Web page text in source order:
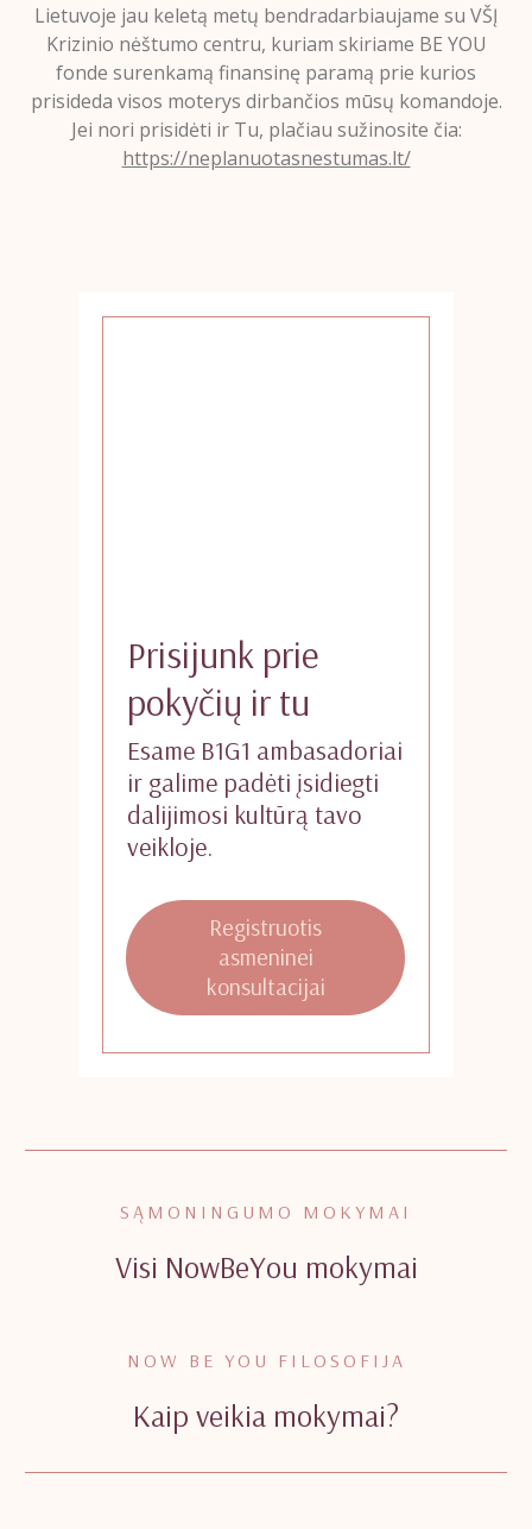
Lietuvoje jau keletą metų bendradarbiaujame su VŠĮ
Krizinio nėštumo centru, kuriam skiriame BE YOU
fonde surenkamą finansinę paramą prie kurios
prisideda visos moterys dirbančios mūsų komandoje.
Jei nori prisidėti ir Tu, plačiau sužinosite čia:
https://neplanuotasnestumas.lt/
Prisijunk prie
pokyčių ir tu
Esame B1G1 ambasadoriai
ir galime padėti įsidiegti
dalijimosi kultūrą tavo
veikloje.
Registruotis
asmeninei
konsultacijai
SĄMONINGUMO MOKYMAI
Visi NowBeYou mokymai
NOW BE YOU FILOSOFIJA
Kaip veikia mokymai?